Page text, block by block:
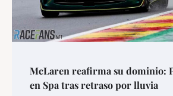
McLaren reafirma su dominio:
en Spa tras retraso por lluvia